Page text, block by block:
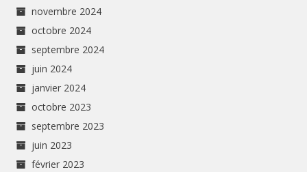
novembre 2024
octobre 2024
septembre 2024
juin 2024
janvier 2024
octobre 2023
septembre 2023
juin 2023
février 2023